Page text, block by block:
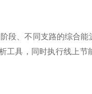
段、不同支路的综合
工具，同时执行线上